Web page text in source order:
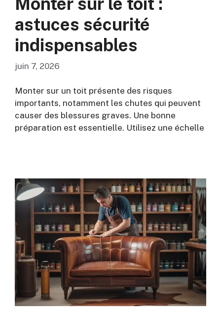
astuces sécurité
indispensables
juin 7, 2026
Monter sur un toit présente des risques
importants, notamment les chutes qui peuvent
causer des blessures graves. Une bonne
préparation est essentielle. Utilisez une échelle